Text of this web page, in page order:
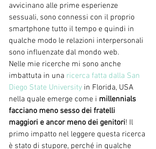
avvicinano alle prime esperienze
sessuali, sono connessi con il proprio
smartphone tutto il tempo e quindi in
qualche modo le relazioni interpersonali
sono influenzate dal mondo web.
Nelle mie ricerche mi sono anche
imbattuta in una ricerca fatta dalla San
Diego State University in Florida, USA
nella quale emerge come i millennials
facciano meno sesso dei fratelli
maggiori e ancor meno dei genitori! Il
primo impatto nel leggere questa ricerca
è stato di stupore, perché in qualche